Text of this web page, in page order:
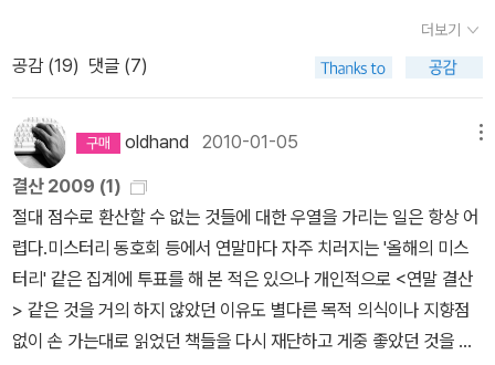
도 이 책에 대한 비판은 충분한 듯하지만 미운 놈 떡 하나 덜 준다는
면 그리 특별한 일은 아니겠으나, 편집을 헐렁헐렁하게 해서 한 쪽에
들어가는 글자 수가 많지 않아 책이 하염없이 두꺼워진 가운데 더구
나 판형도 좀 큰 편이다. 종이도 그리 얇지 않고, 그렇다고 가볍지도
않고. 크기에 있어 거의 비슷한 『마쓰모토 세이초 걸작 단편 컬렉션-
상』과 비교해 보면 (마침 내 옆의 책장에 꽂혀 있어서 눈에 들어왔을
뿐이다.) 한숨이 푹푹 나온다. 더구나, 이건 다소 개인적인 느낌에 의
거한 소리이기는 하지만, 울리치의 작품은 이렇게 두툼하고 커다랗고
을 헤메이는 것만으로도, 나는 그의 절망과 우울을 엿본 기분이 든다.
그게 내가 코넬 울리치를 좋아하는 가장 큰 이유일 것이다.히치콕이
닐까.뭐라도 좋으니 코넬 울리치 소설이 쏟아져 나왔으면 좋겠다. 코
넬 울리치 선집은 왜 나오지 않는 걸까?그래도 어느 정도 매니아층이
있는 소설가임은 분명한데 말이다.코넬 울리치의 소설은 번역하기 힘
들다는 얘기를 줏어들은 적이 있는데, 아쉽게도 이 소설의 번역은 지
금까지 내가 보았던 코넬 울리치의 소설번역들 중에서도 조금 실망스
러운 편이었다.번역가의 재치와 센스가 조금 부족했던 것이 아닐까.
하지만 최근 일주일내에 가장 많이 본 것은 역시 카툰일까? 여백이
많이 있으니 소설보다는 좀 더 쉽게 읽히는 건 사실이니.아니, 그래도
꼬마비의 작품은... 음... 왠지 살인자 ㅇ 난감도 빨리 읽어봐야 할 것
서 ^^ 그녀의 책들은 (읽지도 않은 주제에) 그저 연애소설일 뿐. 이라
고 생각했던 면이 있었는데와. 의외로 맛깔스럽다. 1814년경이 배경
의 마지막 소설이고 탈고 이듬해 마흔두살의 아까운 나이로 사망했다
는데, 현대에 태어났다면 더 자유롭게, 더 열심히 글을 남겼을 것 같아
안타까운 맘이 든다. 43. 바에 걸려온 전화 - 아즈마 나오미 와와와
와와 +_+ 너무나 재미있다!!! >.< 코믹 하드보일드? 슈퍼니카 스트
레이트를 물처럼 마시는 술꾼 탐정이라니. 멋지다!!!! 44. 탐정은
바에 있다. - 아즈마 나오미 역시나 재미있다. ^^ 이 작품이 바에 걸
려온 전화 보다 먼저인데 나는 나중에 읽었다. 순서가 크게 상관은 없
다. 역시나 하이드님의 소개를 읽게 된 작품. 45. 누런개 - 조르쥬
발. 내 주위에는 셜록 홈즈도, 포와르 경감도, 마플 할머니도 없는데,
사건이 생기면, 바보 경찰을 찾아가야 한단 말인가. 하는 지극히 어린
시절다운 마음.물론 나는 지금도 셜록 홈즈는 물론이고, 필립 말로와
(레이몬드 챈들러), 루 아처와 (로스 맥도널드), 매튜 스커더( 로렌스
블록) 등의 우울한 탐정 캐릭터에 열광하지만, 어릴적 바보경찰의 선
입견을 깨준 경찰소설들에도 똑같이 열광한다. 방금 막, 지금까지 내
가 읽은 최고의 경찰소설 중 하나인 <마크스의 산>을 끝낸 기념으로,
내가 좋아하는 경찰미스터리를 정리해보고자 한다.들어가기에 앞서,
경찰물을 나누는 애매한 기준에 대해 이야기 하자면, '경감물'이란건
보통 이야기하지 않지만, '경감물'과 '경찰물'로 나눌 수 있지 않을까
싶다. '경감물'에 속하는건, 경감의 카리스마가 사건해결의 주인 경우,
더보기
공감 (19) 댓글 (7)
oldhand 2010-01-05
결산 2009 (1)
절대 점수로 환산할 수 없는 것들에 대한 우열을 가리는 일은 항상 어
렵다.미스터리 동호회 등에서 연말마다 자주 치러지는 '올해의 미스
터리' 같은 집계에 투표를 해 본 적은 있으나 개인적으로 <연말 결산
> 같은 것을 거의 하지 않았던 이유도 별다른 목적 의식이나 지향점
없이 손 가는대로 읽었던 책들을 다시 재단하고 게중 좋았던 것을 선